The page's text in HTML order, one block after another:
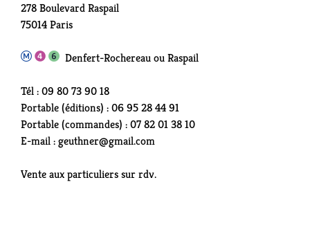
278 Boulevard Raspail
75014 Paris
Denfert-Rochereau ou Raspail
Tél : 09 80 73 90 18
Portable (éditions) : 06 95 28 44 91
Portable (commandes) : 07 82 01 38 10
E-mail : geuthner@gmail.com
Vente aux particuliers sur rdv.